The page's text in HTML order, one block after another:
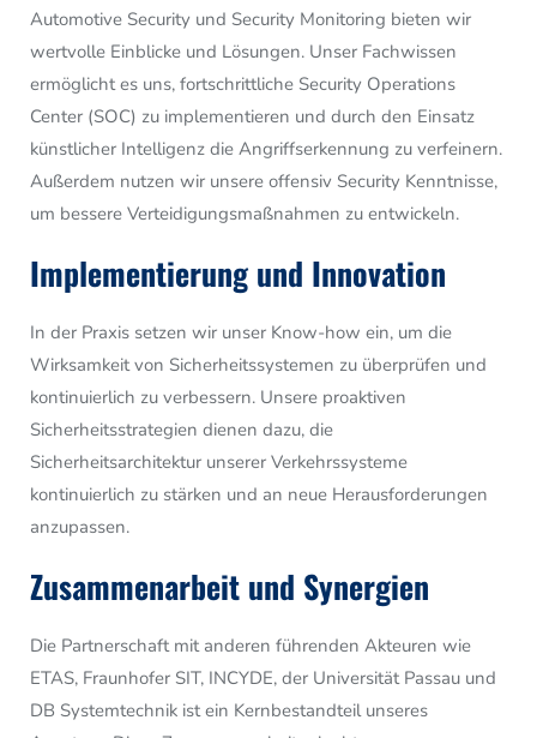
Automotive Security und Security Monitoring bieten wir
wertvolle Einblicke und Lösungen. Unser Fachwissen
ermöglicht es uns, fortschrittliche Security Operations
Center (SOC) zu implementieren und durch den Einsatz
künstlicher Intelligenz die Angriffserkennung zu verfeinern.
Außerdem nutzen wir unsere offensiv Security Kenntnisse,
um bessere Verteidigungsmaßnahmen zu entwickeln.
Implementierung und Innovation
In der Praxis setzen wir unser Know-how ein, um die
Wirksamkeit von Sicherheitssystemen zu überprüfen und
kontinuierlich zu verbessern. Unsere proaktiven
Sicherheitsstrategien dienen dazu, die
Sicherheitsarchitektur unserer Verkehrssysteme
kontinuierlich zu stärken und an neue Herausforderungen
anzupassen.
Zusammenarbeit und Synergien
Die Partnerschaft mit anderen führenden Akteuren wie
ETAS, Fraunhofer SIT, INCYDE, der Universität Passau und
DB Systemtechnik ist ein Kernbestandteil unseres